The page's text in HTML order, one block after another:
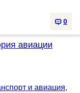
0
авиации
и авиация,